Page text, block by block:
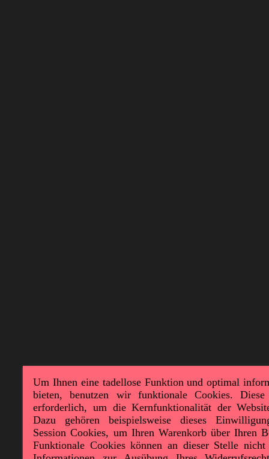
Um Ihnen eine tadellose Funktion und optimal
bieten, benutzen wir funktionale Cookies. Diese
erforderlich, um die Kernfunktionalität der
Dazu gehören beispielsweise dieses
Session Cookies, um Ihren Warenkorb über Ihren
Funktionale Cookies können an dieser Stelle